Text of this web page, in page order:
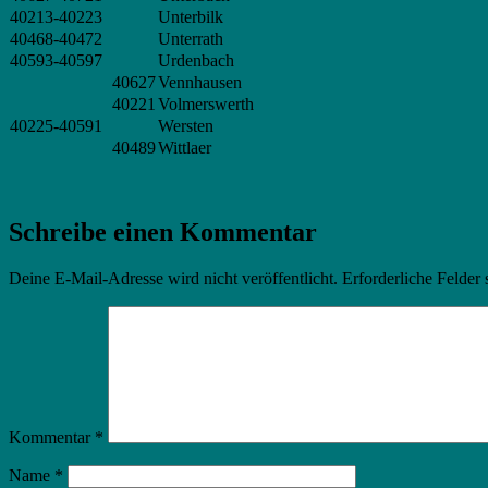
40213-40223
Unterbilk
40468-40472
Unterrath
40593-40597
Urdenbach
40627Vennhausen
40221 Volmerswerth
40225-40591
Wersten
40489Wittlaer
Schreibe einen Kommentar
Deine E-Mail-Adresse wird nicht veröffentlicht. Erforderliche Felder
Kommentar *
Name *